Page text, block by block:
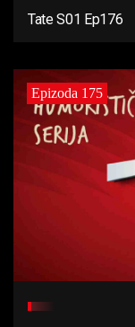
Tate S01 Ep176
Epizoda 175